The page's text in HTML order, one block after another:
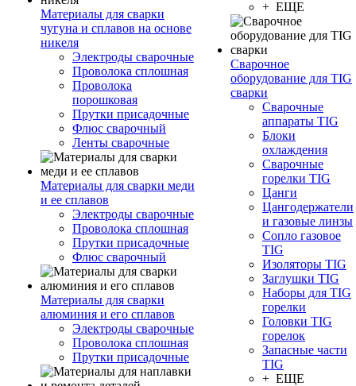
Материалы для сварки
чугуна и сплавов на основе
никеля
Электроды сварочные
Проволока сплошная
Проволока
порошковая
Прутки присадочные
Флюс сварочный
Ленты сварочные
Материалы для сварки меди
и ее сплавов
Электроды сварочные
Проволока сплошная
Прутки присадочные
Флюс сварочный
Материалы для сварки
алюминия и его сплавов
Электроды сварочные
Проволока сплошная
Прутки присадочные
+ ЕЩЕ
Сварочное
оборудование для TIG
сварки
Сварочные
аппараты TIG
Блоки
охлаждения
Сварочные
горелки TIG
Цанги
Цангодержатели
и газовые линзы
Сопло газовое
TIG
Изоляторы TIG
Заглушки TIG
Наборы для TIG
горелки
Головки TIG
горелок
Запасные части
TIG
+ ЕЩЕ